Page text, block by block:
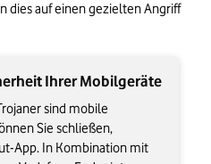
dies auf einen gezielten Angriff
Ihrer Mobilgeräte
sind mobile
Sie schließen,
App. In Kombination mit